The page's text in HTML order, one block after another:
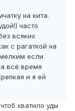
на кита.
часто
всяких
с рагаткой на
если
всё время
и я ей
хватило уды